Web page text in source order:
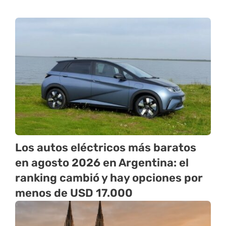
Los autos eléctricos más baratos
en agosto 2026 en Argentina: el
ranking cambió y hay opciones por
menos de USD 17.000